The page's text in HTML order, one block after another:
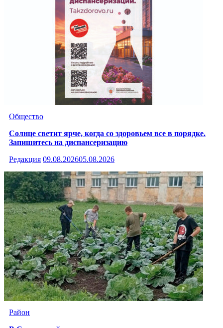
Общество
Солнце светит ярче, когда со здоровьем все в порядке.
Запишитесь на диспансеризацию
Редакция 09.08.202605.08.2026
Район